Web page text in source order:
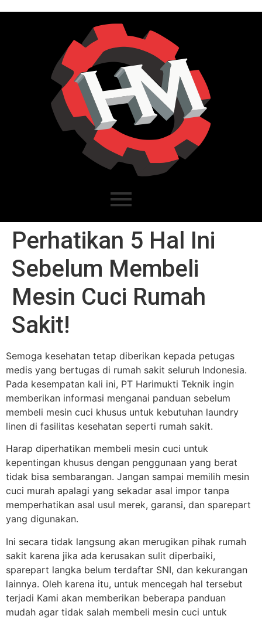
Perhatikan 5 Hal Ini
Sebelum Membeli
Mesin Cuci Rumah
Sakit!
Semoga kesehatan tetap diberikan kepada petugas
medis yang bertugas di rumah sakit seluruh Indonesia.
Pada kesempatan kali ini, PT Harimukti Teknik ingin
memberikan informasi menganai panduan sebelum
membeli mesin cuci khusus untuk kebutuhan laundry
linen di fasilitas kesehatan seperti rumah sakit.
Harap diperhatikan membeli mesin cuci untuk
kepentingan khusus dengan penggunaan yang berat
tidak bisa sembarangan. Jangan sampai memilih mesin
cuci murah apalagi yang sekadar asal impor tanpa
memperhatikan asal usul merek, garansi, dan sparepart
yang digunakan.
Ini secara tidak langsung akan merugikan pihak rumah
sakit karena jika ada kerusakan sulit diperbaiki,
sparepart langka belum terdaftar SNI, dan kekurangan
lainnya. Oleh karena itu, untuk mencegah hal tersebut
terjadi Kami akan memberikan beberapa panduan
mudah agar tidak salah membeli mesin cuci untuk